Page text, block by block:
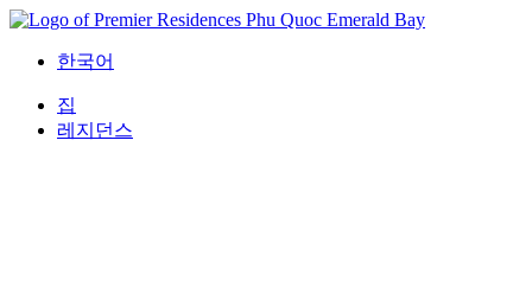
콘
한국어
집
레지던스